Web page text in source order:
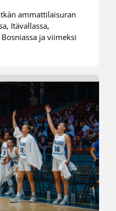
ammattilaisuran
Itävallassa,
ja viimeksi